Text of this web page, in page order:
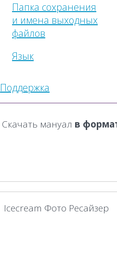
Папка сохранения
и имена выходных
файлов
Язык
Поддержка
Скачать мануал в
Icecream Фото Ресайзер